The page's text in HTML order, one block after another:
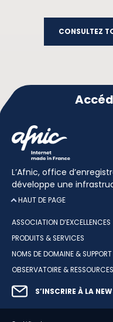
CONSULTEZ
L’Afnic, office
développe une
HAUT DE PAGE
ASSOCIATION D’EXCELLENCES
PRODUITS & SERVICES
NOMS DE DOMAINE & SUPPORT
OBSERVATOIRE & RESSOURCES
S’INSCRIRE À LA